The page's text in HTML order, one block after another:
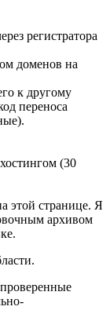
регистратора
доменов на
к другому
переноса
(30
этой странице. Я
архивом